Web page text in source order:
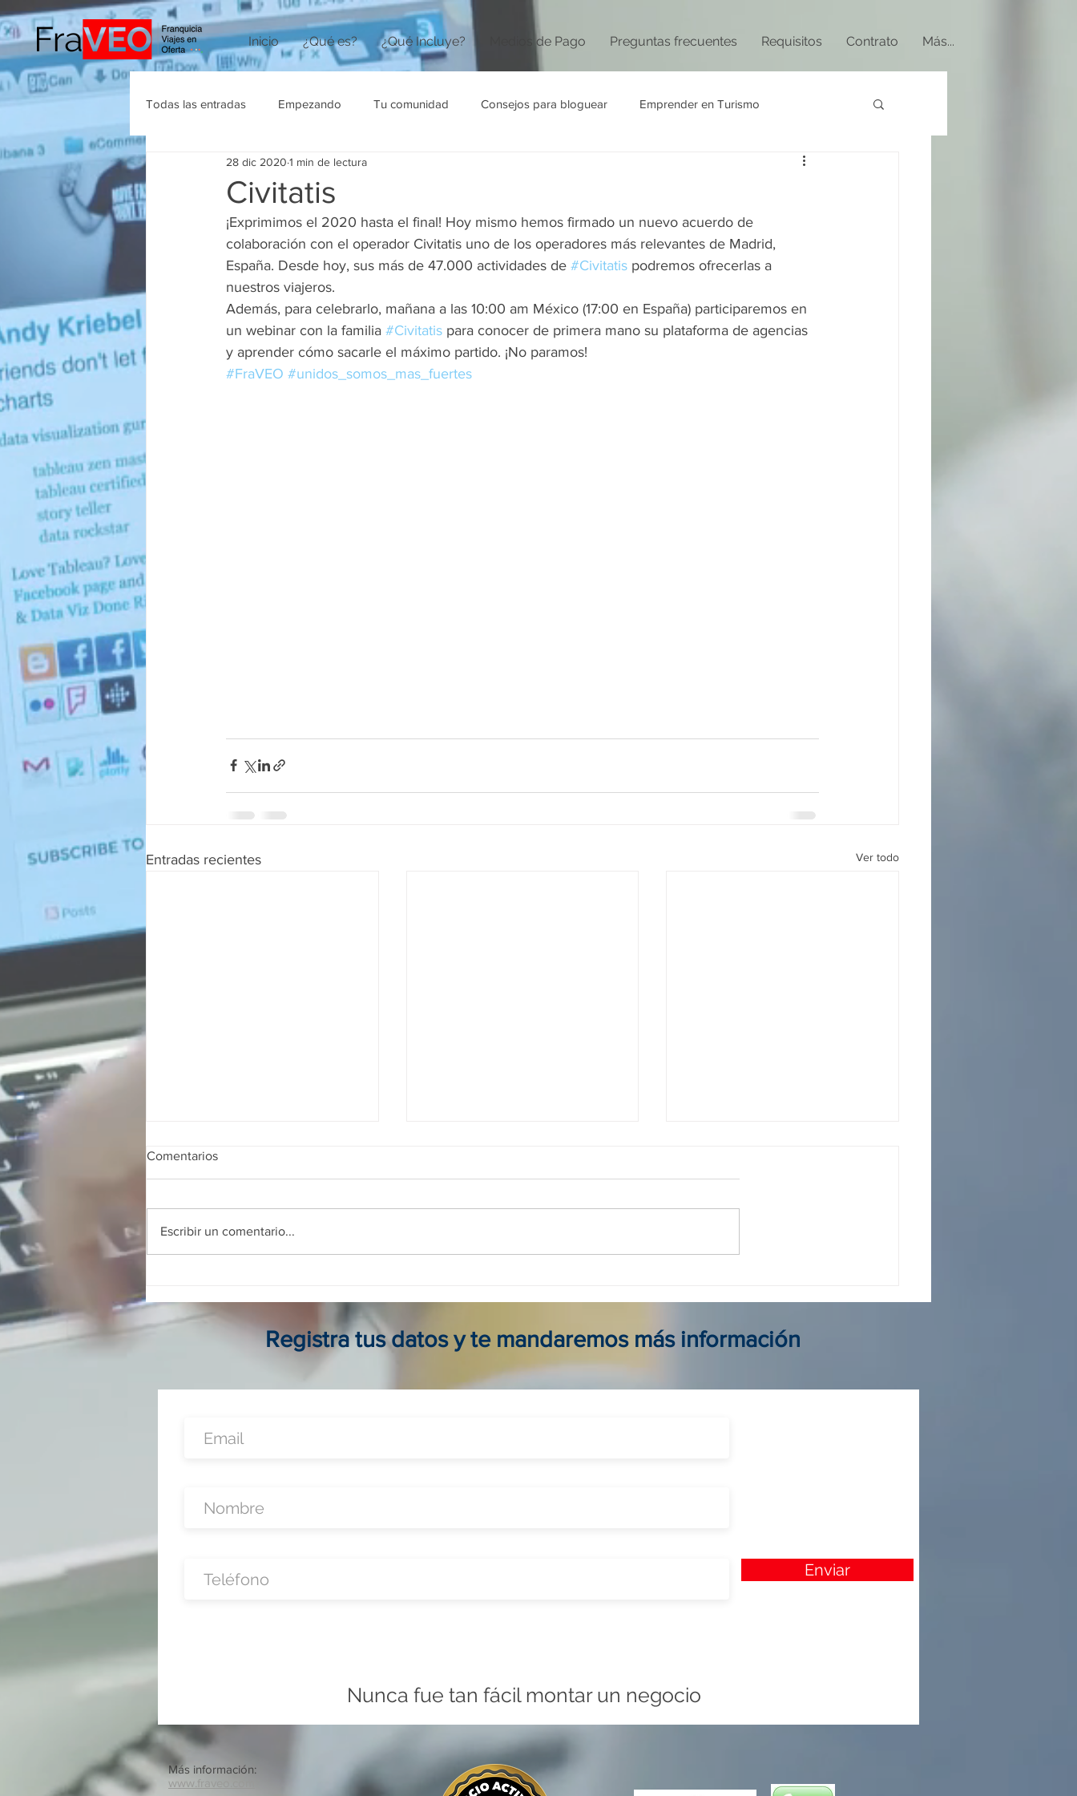
Inicio ¿Qué es? ¿Qué Incluye? Medios de Pago Preguntas frecuentes Requisitos Contrato Más...
Todas las entradas Empezando Tu comunidad Consejos para bloguear Emprender en Turismo
Agencias de Viajes
Civitatis
28 dic 2020 1 min de lectura
¡Exprimimos el 2020 hasta el final! Hoy mismo hemos firmado un nuevo acuerdo de
colaboración con el operador Civitatis uno de los operadores más relevantes de Madrid,
España. Desde hoy, sus más de 47.000 actividades de #Civitatis podremos ofrecerlas a
nuestros viajeros.
Además, para celebrarlo, mañana a las 10:00 am México (17:00 en España) participaremos en
un webinar con la familia #Civitatis para conocer de primera mano su plataforma de agencias
y aprender cómo sacarle el máximo partido. ¡No paramos!
#FraVEO #unidos_somos_mas_fuertes
Entradas recientes Ver todo
invertir, operar y crecer sin
local físico
Comentarios
Escribir un comentario...
Registra tus datos y te mandaremos más información
Enviar
Nunca fue tan fácil montar un negocio
Más información:
www.fraveo.com